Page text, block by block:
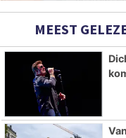
MEEST